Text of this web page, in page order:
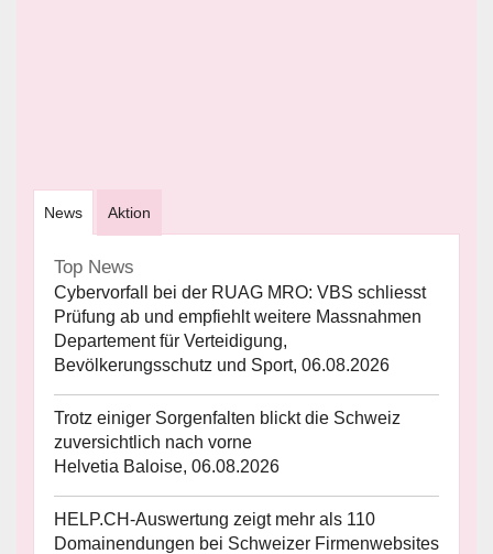
News Aktion
Top News
Cybervorfall bei der RUAG MRO: VBS schliesst
Prüfung ab und empfiehlt weitere Massnahmen
Departement für Verteidigung,
Bevölkerungsschutz und Sport, 06.08.2026
Trotz einiger Sorgenfalten blickt die Schweiz
zuversichtlich nach vorne
Helvetia Baloise, 06.08.2026
HELP.CH-Auswertung zeigt mehr als 110
Domainendungen bei Schweizer Firmenwebsites